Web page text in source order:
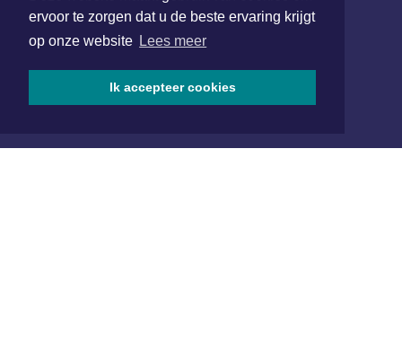
ervoor te zorgen dat u de beste ervaring krijgt
op onze website Lees meer
Ik accepteer cookies
Hoofdvestiging:
van Benthuizenlaan 1
1701 BZ Heerhugowaard
072 8200 600
redactie@xyto.nl